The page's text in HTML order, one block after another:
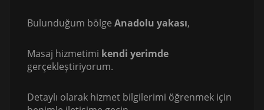
Bulunduğum bölge Anadolu yakası,
Masaj hizmetimi kendi yerimde
gerçekleştiriyorum.
Detaylı olarak hizmet bilgilerimi öğrenmek için